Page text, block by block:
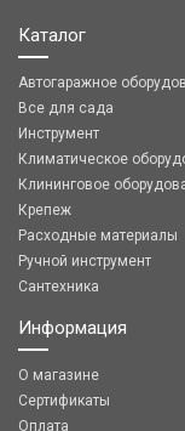
Каталог
Автогаражное
Все для сада
Инструмент
Климатическое
Клининговое
Крепеж
Расходные материалы
Ручной инструмент
Сантехника
Информация
О магазине
Сертификаты
Оплата